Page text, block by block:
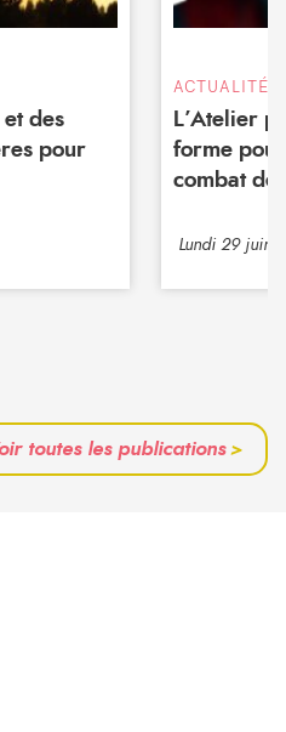
et des
pour
ACTUALITÉS
L’Atelier
forme
combat de
Lundi 29 juin
toutes les publications>